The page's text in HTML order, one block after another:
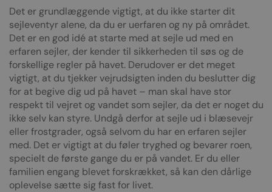
Det er grundlæggende vigtigt, at du ikke starter dit
sejleventyr alene, da du er uerfaren og ny på området.
Det er en god idé at starte med at sejle ud med en
erfaren sejler, der kender til sikkerheden til søs og de
forskellige regler på havet. Derudover er det meget
vigtigt, at du tjekker vejrudsigten inden du beslutter dig
for at begive dig ud på havet – man skal have stor
respekt til vejret og vandet som sejler, da det er noget du
ikke selv kan styre. Undgå derfor at sejle ud i blæsevejr
eller frostgrader, også selvom du har en erfaren sejler
med. Det er vigtigt at du føler tryghed og bevarer roen,
specielt de første gange du er på vandet. Er du eller
familien engang blevet forskrækket, så kan den dårlige
oplevelse sætte sig fast for livet.